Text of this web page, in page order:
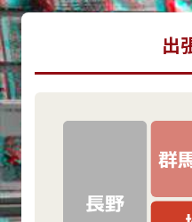
出